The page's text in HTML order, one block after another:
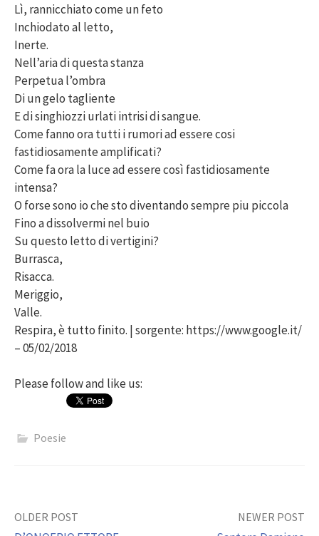
Lì, rannicchiato come un feto
Inchiodato al letto,
Inerte.
Nell’aria di questa stanza
Perpetua l’ombra
Di un gelo tagliente
E di singhiozzi urlati intrisi di sangue.
Come fanno ora tutti i rumori ad essere cosi
fastidiosamente amplificati?
Come fa ora la luce ad essere così fastidiosamente
intensa?
O forse sono io che sto diventando sempre piu piccola
Fino a dissolvermi nel buio
Su questo letto di vertigini?
Burrasca,
Risacca.
Meriggio,
Valle.
Respira, è tutto finito. | sorgente: https://www.google.it/
– 05/02/2018
Please follow and like us:
Poesie
Post
OLDER POST NEWER POST